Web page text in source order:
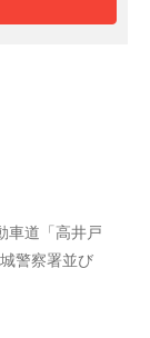
車道「高井戸
城警察署並び